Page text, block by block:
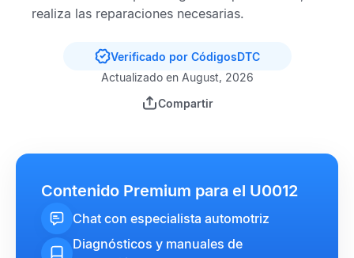
realiza las reparaciones necesarias.
Verificado por CódigosDTC
Actualizado en August, 2026
Compartir
Contenido Premium para el U0012
Chat con especialista automotriz
Diagnósticos y manuales de